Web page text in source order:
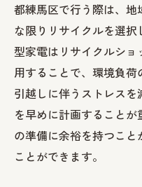
練馬区の安全
安全な不用品
性
不用品回収時
ール
引越し前に知るべ
練馬区の不用
都練馬区で行う際は、
な限りリサイクルを選
型家電はリサイクルシ
用することで、環境負荷
引越しに伴うストレス
を早めに計画すること
の準備に余裕を持つこ
ことができます。